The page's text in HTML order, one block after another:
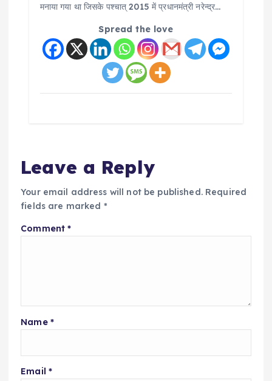
मनाया गया था जिसके पश्चात् 2015 में प्रधानमंत्री नरेन्द्र…
Spread the love
Leave a Reply
Your email address will not be published. Required
fields are marked *
Comment*
Name *
Email *